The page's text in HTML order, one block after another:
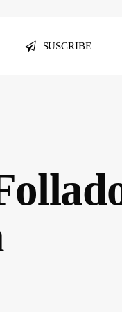
SUSCRIBE